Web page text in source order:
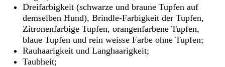
Dreifarbigkeit (schwarze und braune Tupfen auf
demselben Hund), Brindle-Farbigkeit der Tupfen,
Zitronenfarbige Tupfen, orangenfarbene Tupfen,
blaue Tupfen und rein weisse Farbe ohne Tupfen;
Rauhaarigkeit und Langhaarigkeit;
Taubheit;